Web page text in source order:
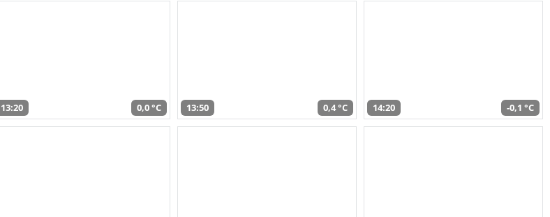
13:20 0,0 °C 13:50 0,4 °C 14:20 -0,1 °C